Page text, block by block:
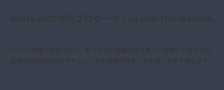
hirota.noの技術ブログ〜 It's all over the network.
インフラ関連の技術ブログ。本ブログの掲載内容は個人の見解によるもので、
正確な内容は公式なドキュメントを確認されることを強くおすすめします。